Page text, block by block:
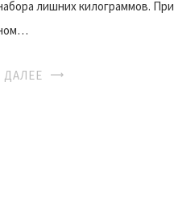
лишних килограммов. При
ДАЛЕЕ